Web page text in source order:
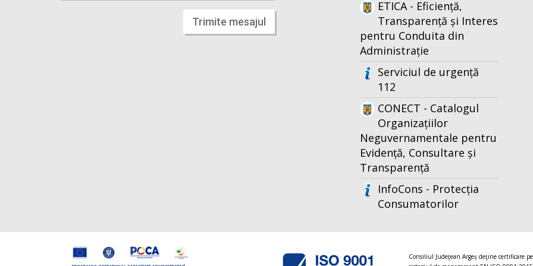
Trimite mesajul
ETICA - Eficiență,
Transparență și Interes
pentru Conduita din
Administrație
Serviciul de urgență
112
CONECT - Catalogul
Organizațiilor
Neguvernamentale pentru
Evidență, Consultare și
Transparență
InfoCons - Protecția
Consumatorilor
Consiliul Judeţean Argeș deţine certificare